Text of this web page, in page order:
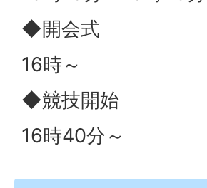
◆開会式
16時～
◆競技開始
16時40分～